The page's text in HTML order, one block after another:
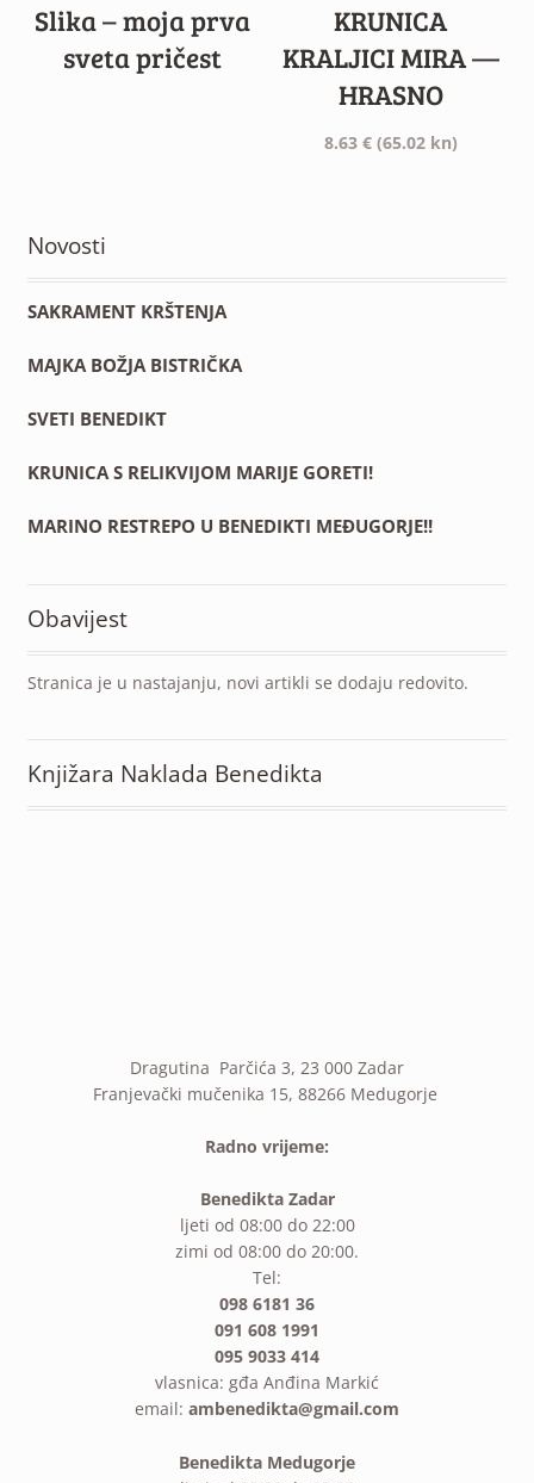
Slika – moja prva
sveta pričest
KRUNICA
KRALJICI MIRA —
HRASNO
8.63 € (65.02 kn)
Novosti
SAKRAMENT KRŠTENJA
MAJKA BOŽJA BISTRIČKA
SVETI BENEDIKT
KRUNICA S RELIKVIJOM MARIJE GORETI!
MARINO RESTREPO U BENEDIKTI MEĐUGORJE!!
Obavijest
Stranica je u nastajanju, novi artikli se dodaju redovito.
Knjižara Naklada Benedikta
Dragutina Parčića 3, 23 000 Zadar
Franjevački mučenika 15, 88266 Medugorje
Radno vrijeme:
Benedikta Zadar
ljeti od 08:00 do 22:00
zimi od 08:00 do 20:00.
Tel:
098 6181 36
091 608 1991
095 9033 414
vlasnica: gđa Anđina Markić
email: ambenedikta@gmail.com
Benedikta Medugorje